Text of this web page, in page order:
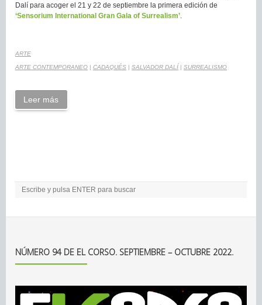
Dalí para acoger el 21 y 22 de septiembre la primera edición de
‘Sensorium International Gran Gala of Surrealism’.
ARTE
ARTE CONTEMPORANEO | CADAQUÉS | SALVADOR DALÍ | SURREALISMO
Leer más
NÚMERO 94 DE EL CORSO. SEPTIEMBRE – OCTUBRE 2022.